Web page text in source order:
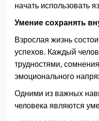
начать использовать
Умение сохранять
Взрослая жизнь
успехов. Каждый
трудностями,
эмоционального
Одними из важных
человека являются